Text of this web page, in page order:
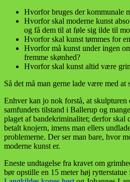
Hvorfor bruges der kommunale
Hvorfor skal moderne kunst
og få dem til at føle sig ilde til
Hvorfor skal kunst tømmes for
Hvorfor må kunst under ingen
fremme skønhed?
Hvorfor skal kunst altid være
Så det må man gerne lade være med at
Enhver kan jo nok forstå, at skulpturen
samfundets tilstand i Ballerup og
plaget af bandekriminalitet; derfor skal
betalt knojern, imens man ellers
problemerne. Der ser man bare, hvor
moderne kunst er.
Eneste undtagelse fra kravet om
bør opstille en 15 meter høj rytterstatue